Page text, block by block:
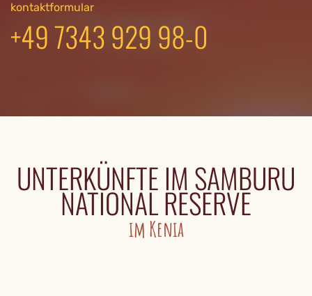
kontaktformular
+49 7343 929 98-0
UNTERKÜNFTE IM SAMBURU
NATIONAL RESERVE
im Kenia